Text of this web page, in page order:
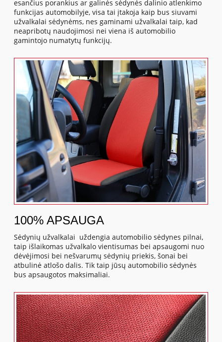
esančius porankius ar galinės sėdynės dalinio atlenkimo
funkcijas automobilyje, visa tai įtakoja kaip bus siuvami
užvalkalai sėdynėms, nes gaminami užvalkalai taip, kad
neapribotų naudojimosi nei viena iš automobilio
gamintojo numatytų funkcijų.
100% APSAUGA
Sėdynių užvalkalai uždengia automobilio sėdynes pilnai,
taip išlaikomas užvalkalo vientisumas bei apsaugomi nuo
dėvėjimosi bei nešvarumų sėdynių priekis, šonai bei
atbulinė atlošo dalis. Tik taip jūsų automobilio sėdynės
bus apsaugotos maksimaliai.